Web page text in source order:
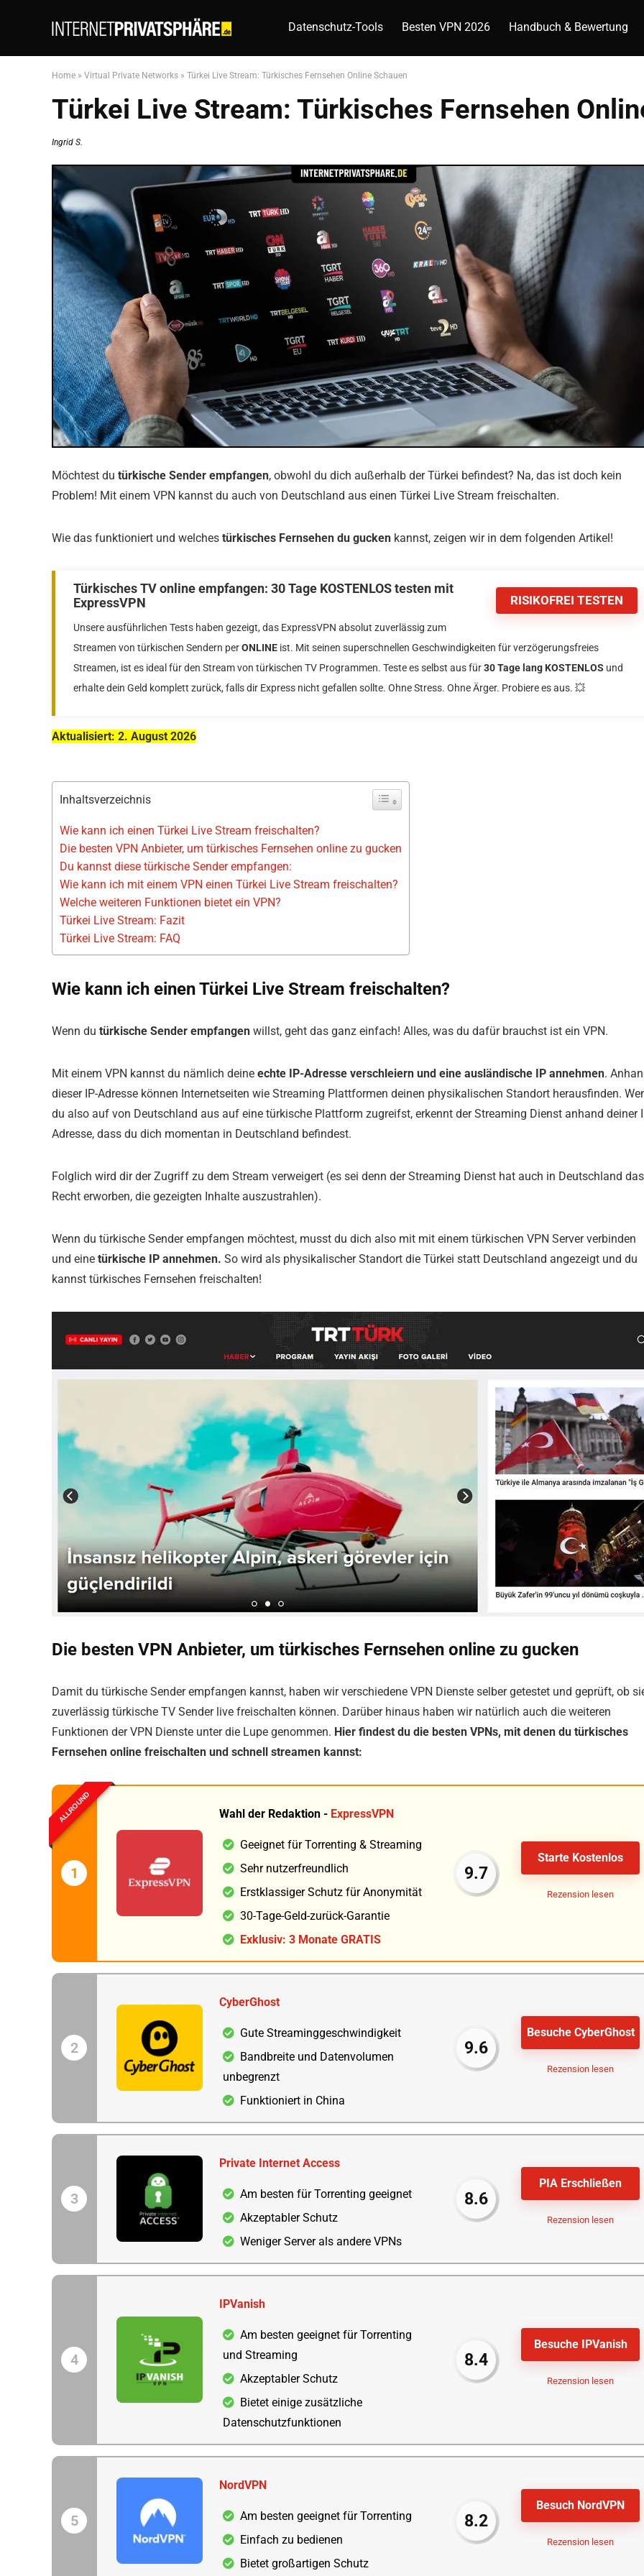
Datenschutz-Tools Besten VPN 2026 Handbuch & Bewertung
Home » Virtual Private Networks » Türkei Live Stream: Türkisches Fernsehen Online Schauen
Türkei Live Stream: Türkisches Fernsehen
Ingrid S.
Möchtest du türkische Sender empfangen, obwohl du dich außerhalb der Türkei befindest? Na, das ist doch kein
Problem! Mit einem VPN kannst du auch von Deutschland aus einen Türkei Live Stream freischalten.
Wie das funktioniert und welches türkisches Fernsehen du gucken kannst, zeigen wir in dem folgenden Artikel!
RISIKOFREI TESTEN
Türkisches TV online empfangen: 30 Tage KOSTENLOS testen mit
ExpressVPN
Unsere ausführlichen Tests haben gezeigt, das ExpressVPN absolut zuverlässig zum
Streamen von türkischen Sendern perONLINE ist. Mit seinen superschnellen Geschwindigkeiten für verzögerungsfreies
Streamen, ist es ideal für den Stream von türkischen TV Programmen. Teste es selbst aus für30 Tage lang KOSTENLOS und
erhalte dein Geld komplett zurück, falls dir Express nicht gefallen sollte. Ohne Stress. Ohne Ärger. Probiere es aus. 💥
Aktualisiert: 2. August 2026
Inhaltsverzeichnis
Wie kann ich einen Türkei Live Stream freischalten?
Die besten VPN Anbieter, um türkisches Fernsehen online zu gucken
Du kannst diese türkische Sender empfangen:
Wie kann ich mit einem VPN einen Türkei Live Stream freischalten?
Welche weiteren Funktionen bietet ein VPN?
Türkei Live Stream: Fazit
Türkei Live Stream: FAQ
Wie kann ich einen Türkei Live Stream freischalten?
Wenn du türkische Sender empfangen willst, geht das ganz einfach! Alles, was du dafür brauchst ist ein VPN.
Mit einem VPN kannst du nämlich deine echte IP-Adresse verschleiern und eine ausländische IP annehmen.
dieser IP-Adresse können Internetseiten wie Streaming Plattformen deinen physikalischen Standort herausfinden.
du also auf von Deutschland aus auf eine türkische Plattform zugreifst, erkennt der Streaming Dienst anhand deiner
Adresse, dass du dich momentan in Deutschland befindest.
Folglich wird dir der Zugriff zu dem Stream verweigert (es sei denn der Streaming Dienst hat auch in Deutschland das
Recht erworben, die gezeigten Inhalte auszustrahlen).
Wenn du türkische Sender empfangen möchtest, musst du dich also mit mit einem türkischen VPN Server verbinden
und eine türkische IP annehmen. So wird als physikalischer Standort die Türkei statt Deutschland angezeigt und du
kannst türkisches Fernsehen freischalten!
Die besten VPN Anbieter, um türkisches Fernsehen online zu gucken
Damit du türkische Sender empfangen kannst, haben wir verschiedene VPN Dienste selber getestet und geprüft, ob
zuverlässig türkische TV Sender live freischalten können. Darüber hinaus haben wir natürlich auch die weiteren
Funktionen der VPN Dienste unter die Lupe genommen. Hier findest du die besten VPNs, mit denen du türkisches
Fernsehen online freischalten und schnell streamen kannst:
ALLROUND
1
Wahl der Redaktion - ExpressVPN
Geeignet für Torrenting & Streaming
Sehr nutzerfreundlich
Erstklassiger Schutz für Anonymität
30-Tage-Geld-zurück-Garantie
Exklusiv: 3 Monate GRATIS
9.7
Starte Kostenlos
Rezension lesen
2
CyberGhost
Gute Streaminggeschwindigkeit
Bandbreite und Datenvolumen
unbegrenzt
Funktioniert in China
9.6
Besuche CyberGhost
Rezension lesen
3
Private Internet Access
Am besten für Torrenting geeignet
Akzeptabler Schutz
Weniger Server als andere VPNs
8.6
PIA Erschließen
Rezension lesen
4
IPVanish
Am besten geeignet für Torrenting
und Streaming
Akzeptabler Schutz
Bietet einige zusätzliche
Datenschutzfunktionen
8.4
Besuche IPVanish
Rezension lesen
5
NordVPN
Am besten geeignet für Torrenting
Einfach zu bedienen
Bietet großartigen Schutz
8.2
Besuch NordVPN
Rezension lesen